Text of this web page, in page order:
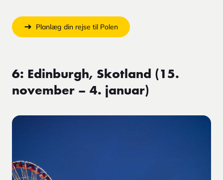
Planlæg din rejse til Polen
6: Edinburgh, Skotland (15.
november – 4. januar)